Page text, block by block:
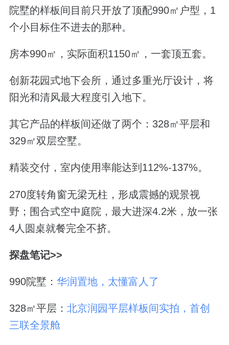
院墅的样板间目前只开放了顶配990㎡户型，1
个小目标住不进去的那种。
房本990㎡，实际面积1150㎡，一套顶五套。
创新花园式地下会所，通过多重光厅设计，将
阳光和清风最大程度引入地下。
其它产品的样板间还做了两个：328㎡平层和
329㎡双层空墅。
精装交付，室内使用率能达到112%-137%。
270度转角窗无梁无柱，形成震撼的观景视
野；围合式空中庭院，最大进深4.2米，放一张
4人圆桌就餐完全不挤。
探盘笔记>>
990院墅： 华润置地，太懂富人了
328㎡平层： 北京润园平层样板间实拍，首创
三联全景舱